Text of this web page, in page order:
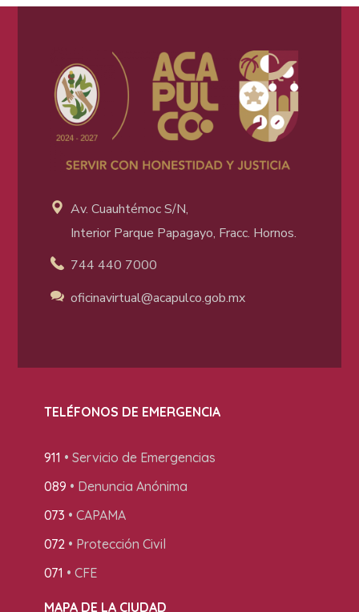
Av. Cuauhtémoc S/N,
Interior Parque Papagayo, Fracc. Hornos.
744 440 7000
oficinavirtual@acapulco.gob.mx
TELÉFONOS DE EMERGENCIA
911 • Servicio de Emergencias
089 • Denuncia Anónima
073 • CAPAMA
072• Protección Civil
071 • CFE
MAPA DE LA CIUDAD